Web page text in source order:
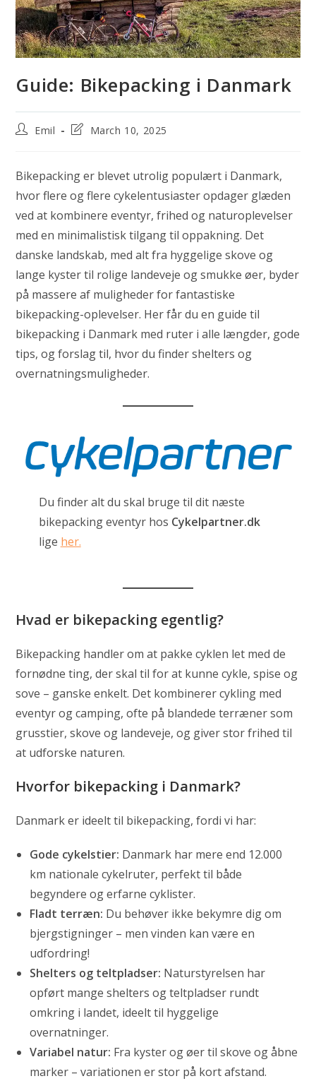
Guide: Bikepacking i Danmark
PostEmil
PostMarch 10, 2025
Bikepacking er blevet utrolig populært i Danmark,
hvor flere og flere cykelentusiaster opdager glæden
ved at kombinere eventyr, frihed og naturoplevelser
med en minimalistisk tilgang til oppakning. Det
danske landskab, med alt fra hyggelige skove og
lange kyster til rolige landeveje og smukke øer, byder
på massere af muligheder for fantastiske
bikepacking-oplevelser. Her får du en guide til
bikepacking i Danmark med ruter i alle længder, gode
tips, og forslag til, hvor du finder shelters og
overnatningsmuligheder.
Du finder alt du skal bruge til dit næste
bikepacking eventyr hos Cykelpartner.dk
lige her.
Hvad er bikepacking egentlig?
Bikepacking handler om at pakke cyklen let med de
fornødne ting, der skal til for at kunne cykle, spise og
sove – ganske enkelt. Det kombinerer cykling med
eventyr og camping, ofte på blandede terræner som
grusstier, skove og landeveje, og giver stor frihed til
at udforske naturen.
Hvorfor bikepacking i Danmark?
Danmark er ideelt til bikepacking, fordi vi har:
Gode cykelstier: Danmark har mere end 12.000
km nationale cykelruter, perfekt til både
begyndere og erfarne cyklister.
Fladt terræn: Du behøver ikke bekymre dig om
bjergstigninger – men vinden kan være en
udfordring!
Shelters og teltpladser: Naturstyrelsen har
opført mange shelters og teltpladser rundt
omkring i landet, ideelt til hyggelige
overnatninger.
Variabel natur: Fra kyster og øer til skove og åbne
marker – variationen er stor på kort afstand.